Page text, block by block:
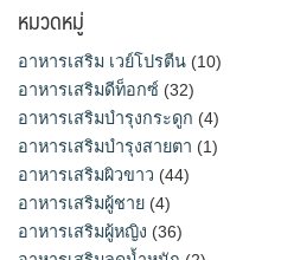
หมวดหมู่
อาหารเสริม เวย์โปรตีน (10)
อาหารเสริมดีท็อกซ์ (32)
อาหารเสริมบำรุงกระดูก (4)
อาหารเสริมบำรุงสายตา (1)
อาหารเสริมผิวขาว (44)
อาหารเสริมผู้ชาย (4)
อาหารเสริมผู้หญิง (36)